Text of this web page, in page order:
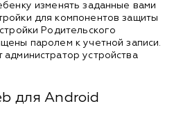
изменять заданные вами
для компонентов защиты
Родительского
паролем к учетной записи.
администратор устройства
для Android